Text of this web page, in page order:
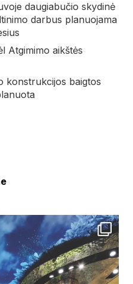
daugiabučio skydinė
darbus planuojama
Atgimimo aikštės
konstrukcijos baigtos